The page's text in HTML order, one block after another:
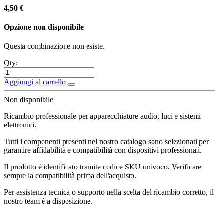
4,50 €
Opzione non disponibile
Questa combinazione non esiste.
Qty:
Aggiungi al carrello
Non disponibile
Ricambio professionale per apparecchiature audio, luci e sistemi
elettronici.
Tutti i componenti presenti nel nostro catalogo sono selezionati per
garantire affidabilità e compatibilità con dispositivi professionali.
Il prodotto è identificato tramite codice SKU univoco. Verificare
sempre la compatibilità prima dell'acquisto.
Per assistenza tecnica o supporto nella scelta del ricambio corretto, il
nostro team è a disposizione.